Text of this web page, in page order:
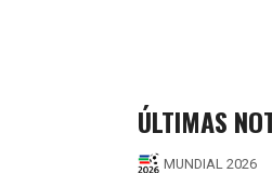
ÚLTIMAS
MUNDIAL 2026